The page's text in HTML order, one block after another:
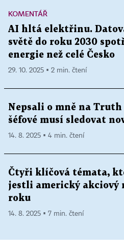
KOMENTÁŘ
AI hltá elektřinu.
světě do roku 2030
energie než celé Česko
29. 10. 2025 ▪ 2 min. čtení
Nepsali o mně na
šéfové musí sledovat
14. 8. 2025 ▪ 4 min. čtení
Čtyři klíčová témata,
jestli americký akciový
roku
14. 8. 2025 ▪ 7 min. čtení